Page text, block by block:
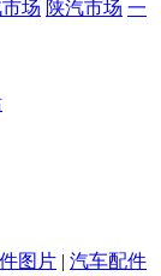
场 陕汽市场 一
图片 | 汽车配件